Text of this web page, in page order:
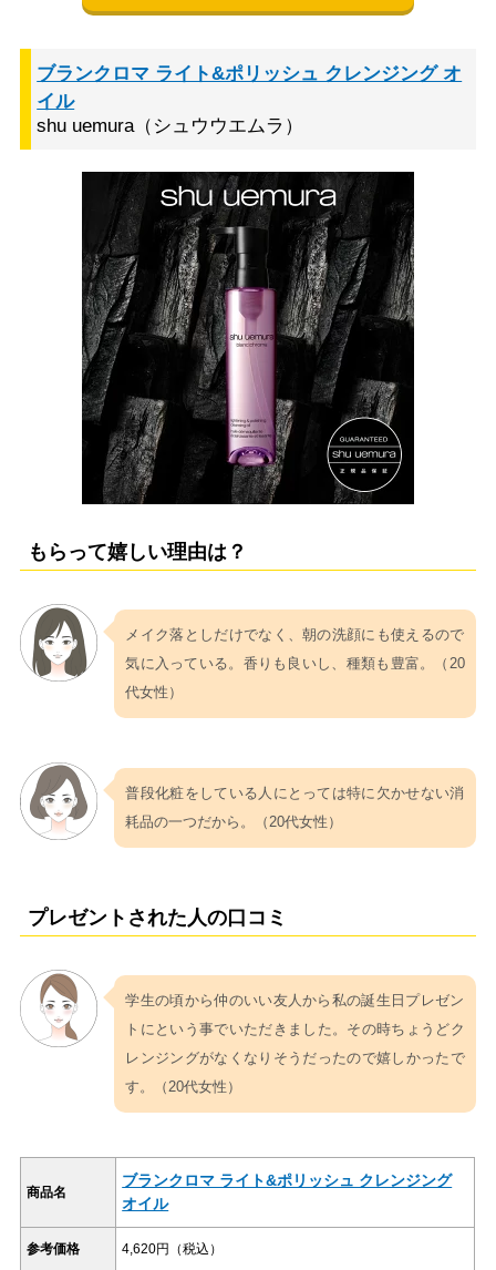
ブランクロマ ライト&ポリッシュ クレンジング オ
イル
shu uemura（シュウウエムラ）
もらって嬉しい理由は？
メイク落としだけでなく、朝の洗顔にも使えるので
気に入っている。香りも良いし、種類も豊富。（20
代女性）
普段化粧をしている人にとっては特に欠かせない消
耗品の一つだから。（20代女性）
プレゼントされた人の口コミ
学生の頃から仲のいい友人から私の誕生日プレゼン
トにという事でいただきました。その時ちょうどク
レンジングがなくなりそうだったので嬉しかったで
す。（20代女性）
商品名
ブランクロマ ライト&ポリッシュ クレンジング
オイル
参考価格 4,620円（税込）